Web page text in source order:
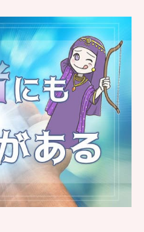
？実際に立ち
霊能者が叶え
について霊能
とは？